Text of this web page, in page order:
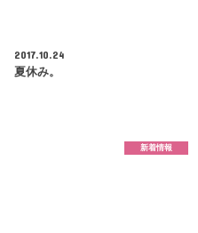
2017.10.24
夏休み。
新着情報